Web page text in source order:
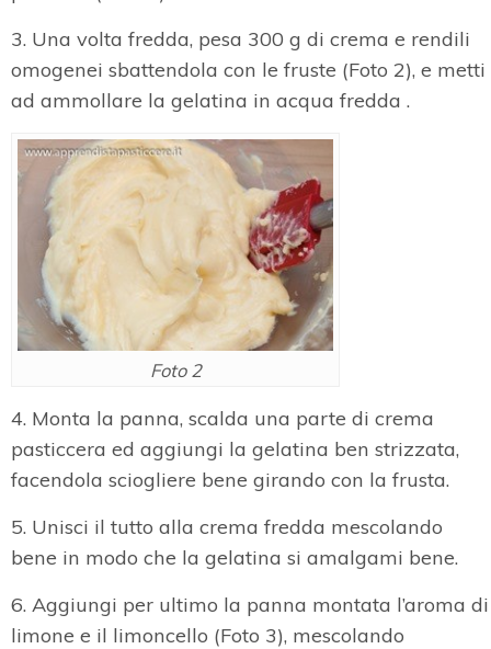
3. Una volta fredda, pesa 300 g di crema e rendili
omogenei sbattendola con le fruste (Foto 2), e metti
ad ammollare la gelatina in acqua fredda .
Foto 2
4. Monta la panna, scalda una parte di crema
pasticcera ed aggiungi la gelatina ben strizzata,
facendola sciogliere bene girando con la frusta.
5. Unisci il tutto alla crema fredda mescolando
bene in modo che la gelatina si amalgami bene.
6. Aggiungi per ultimo la panna montata l’aroma di
limone e il limoncello (Foto 3), mescolando